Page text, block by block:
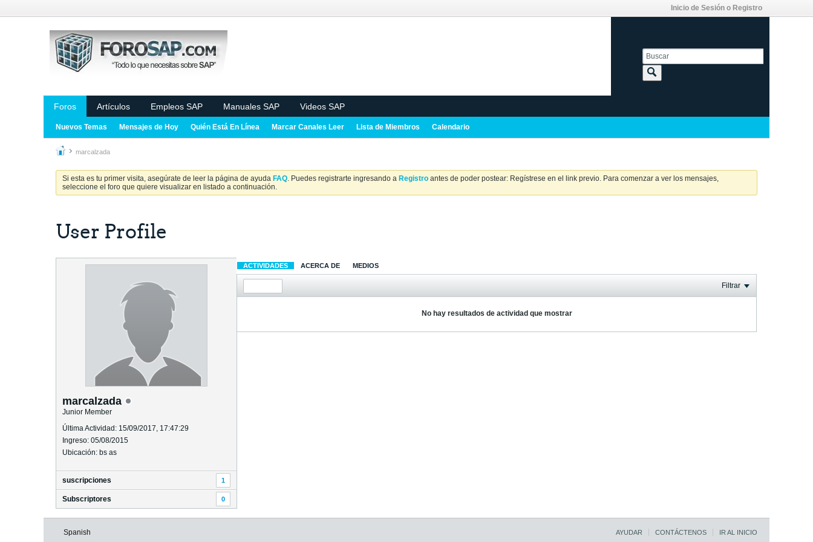
Inicio de Sesión o Registro
Foros Artículos Empleos SAP Manuales SAP Videos SAP
Nuevos Temas Mensajes de Hoy Quién Está En Línea Marcar Canales Leer Lista de Miembros Calendario
marcalzada
Si esta es tu primer visita, asegúrate de leer la página de ayuda FAQ. Puedes registrarte ingresando a Registro antes de poder postear: Regístrese en el link previo. Para comenzar a ver los mensajes,
seleccione el foro que quiere visualizar en listado a continuación.
User Profile
marcalzada
Junior Member
Última Actividad: 15/09/2017, 17:47:29
Ingreso: 05/08/2015
Ubicación: bs as
suscripciones 1
Subscriptores 0
ACTIVIDADES ACERCA DE MEDIOS
Filtrar
No hay resultados de actividad que mostrar
Spanish AYUDAR CONTÁCTENOS IR AL INICIO